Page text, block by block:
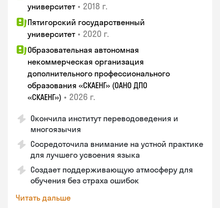
университет • 2018 г.
Пятигорский государственный
университет • 2020 г.
Образовательная автономная
некоммерческая организация
дополнительного профессионального
образования «СКАЕНГ» (ОАНО ДПО
«СКАЕНГ») • 2026 г.
Окончила институт переводоведения и
многоязычия
Сосредоточила внимание на устной практике
для лучшего усвоения языка
Создает поддерживающую атмосферу для
обучения без страха ошибок
Читать дальше